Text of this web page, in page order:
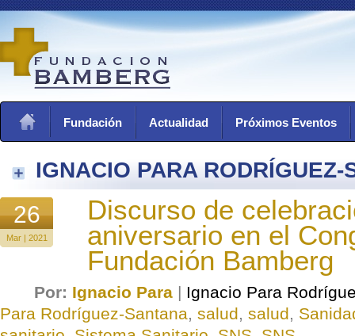
Fundación Actualidad Próximos Eventos
IGNACIO PARA RODRÍGUEZ-
26
Mar | 2021
Discurso de
aniversario en el
Fundación Bamberg
Por: Ignacio Para | Ignacio Para
Para Rodríguez-Santana, salud, salud,